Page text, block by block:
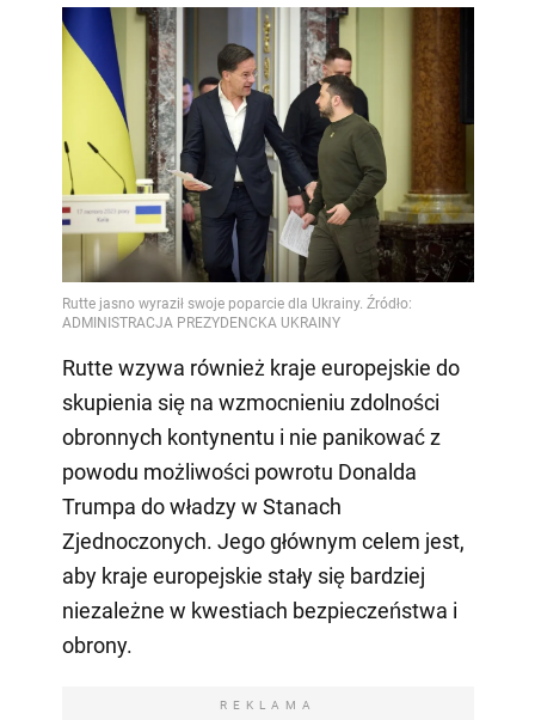
Rutte wzywa również kraje europejskie do
skupienia się na wzmocnieniu zdolności
obronnych kontynentu i nie panikować z
powodu możliwości powrotu Donalda
Trumpa do władzy w Stanach
Zjednoczonych. Jego głównym celem jest,
aby kraje europejskie stały się bardziej
niezależne w kwestiach bezpieczeństwa i
obrony.
REKLAMA